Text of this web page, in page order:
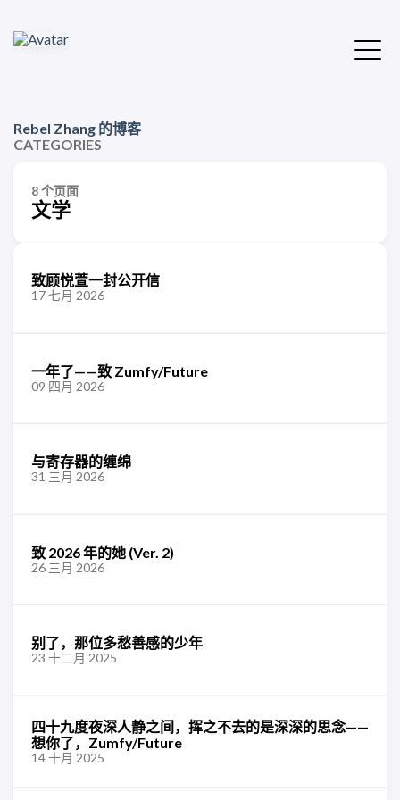
Rebel Zhang 的博客
CATEGORIES
8 个页面
文学
致顾悦萱一封公开信
17 七月 2026
一年了——致 Zumfy/Future
09 四月 2026
与寄存器的缠绵
31 三月 2026
致 2026 年的她 (Ver. 2)
26 三月 2026
别了，那位多愁善感的少年
23 十二月 2025
四十九度夜深人静之间，挥之不去的是深深的思念——
想你了，Zumfy/Future
14 十月 2025